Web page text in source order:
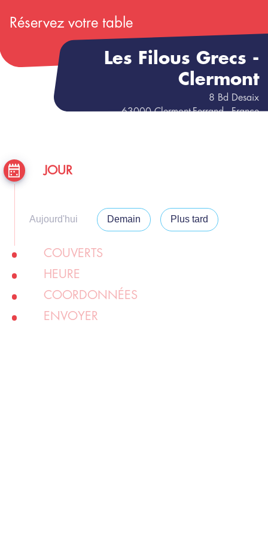
Réservez votre table
Les Filous Grecs -
Clermont
8 Bd Desaix
63000Clermont-Ferrand- France
JOUR
Aujourd'hui Demain Plus tard
COUVERTS
HEURE
COORDONNÉES
ENVOYER